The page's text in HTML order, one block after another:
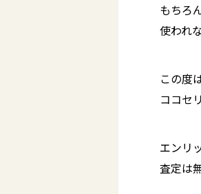
もちろ
使われ
この度
ココセ
エンリ
査定は